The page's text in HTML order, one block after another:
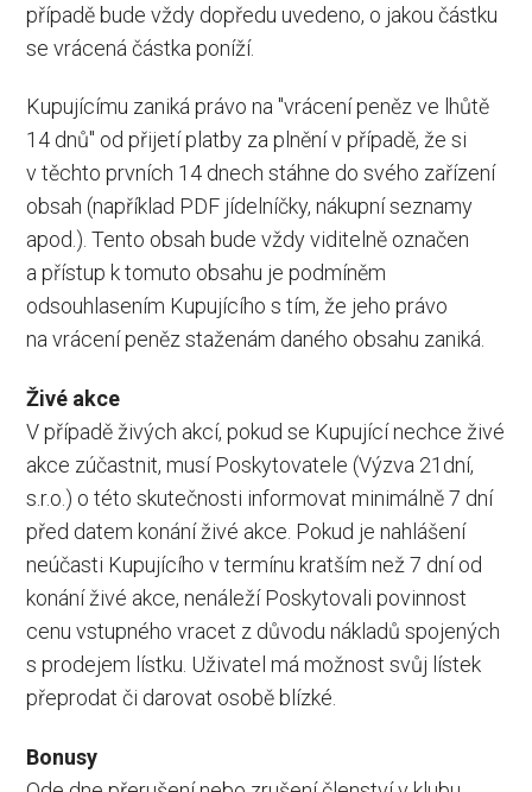
případě bude vždy dopředu uvedeno, o jakou částku
se vrácená částka poníží.
Kupujícímu zaniká právo na "vrácení peněz ve lhůtě
14 dnů" od přijetí platby za plnění v případě, že si
v těchto prvních 14 dnech stáhne do svého zařízení
obsah (například PDF jídelníčky, nákupní seznamy
apod.). Tento obsah bude vždy viditelně označen
a přístup k tomuto obsahu je podmíněm
odsouhlasením Kupujícího s tím, že jeho právo
na vrácení peněz staženám daného obsahu zaniká.
Živé akce
V případě živých akcí, pokud se Kupující nechce živé
akce zúčastnit, musí Poskytovatele (Výzva 21dní,
s.r.o.) o této skutečnosti informovat minimálně 7 dní
před datem konání živé akce. Pokud je nahlášení
neúčasti Kupujícího v termínu kratším než 7 dní od
konání živé akce, nenáleží Poskytovali povinnost
cenu vstupného vracet z důvodu nákladů spojených
s prodejem lístku. Uživatel má možnost svůj lístek
přeprodat či darovat osobě blízké.
Bonusy